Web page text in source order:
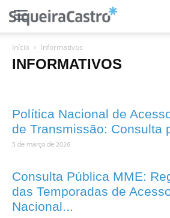
Início Informativos
INFORMATIVOS
Política Nacional de
de Transmissão: Consulta
5 de março de 2026
Consulta Pública MME:
das Temporadas de
Nacional...